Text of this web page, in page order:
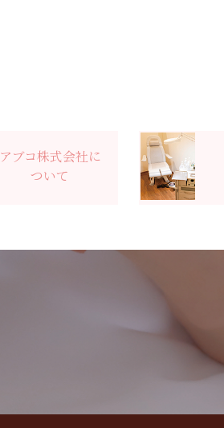
アブコ株式会社に
ついて